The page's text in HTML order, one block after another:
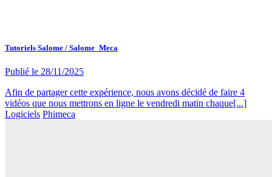
Tutoriels Salome / Salome_Meca
Publié le 28/11/2025
Afin de partager cette expérience, nous avons décidé de faire 4
vidéos que nous mettrons en ligne le vendredi matin chaque[...]
Logiciels Phimeca